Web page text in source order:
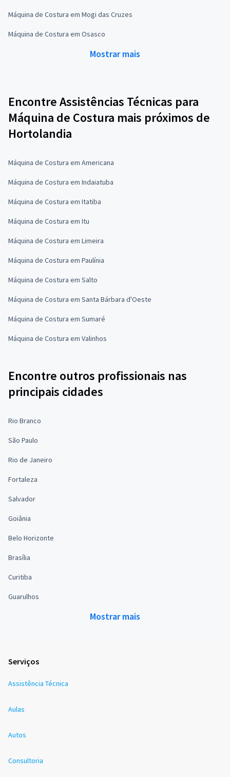
Máquina de Costura em Mogi das Cruzes
Máquina de Costura em Osasco
Mostrar mais
Encontre Assistências Técnicas para
Máquina de Costura mais próximos de
Hortolandia
Máquina de Costura em Americana
Máquina de Costura em Indaiatuba
Máquina de Costura em Itatiba
Máquina de Costura em Itu
Máquina de Costura em Limeira
Máquina de Costura em Paulínia
Máquina de Costura em Salto
Máquina de Costura em Santa Bárbara d'Oeste
Máquina de Costura em Sumaré
Máquina de Costura em Valinhos
Encontre outros profissionais nas
principais cidades
Rio Branco
São Paulo
Rio de Janeiro
Fortaleza
Salvador
Goiânia
Belo Horizonte
Brasília
Curitiba
Guarulhos
Mostrar mais
Serviços
Assistência Técnica
Aulas
Autos
Consultoria